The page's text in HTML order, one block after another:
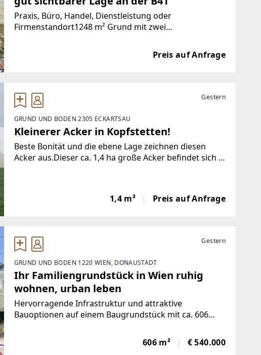
Praxis, Büro, Handel, Dienstleistung oder
Firmenstandort1248 m² Grund mit zwei
Gmünd Diese gepflegte und sofort nutzbare
Gewerbeimmobilie befindet sich am Ortsanfang von
Preis auf Anfrage
Gestern
GRUND UND BODEN 2305 ECKARTSAU
Kleinerer Acker in Kopfstetten!
Beste Bonität und die ebene Lage zeichnen diesen
Acker aus.Dieser ca. 1,4 ha große Acker befindet sich in
1,4 m² Preis auf Anfrage
Gestern
GRUND UND BODEN 1220 WIEN, DONAUSTADT
Ihr Familiengrundstück in Wien ruhig
wohnen, urban leben
Hervorragende Infrastruktur und attraktive
Bauoptionen auf einem Baugrundstück mit ca. 606
könnenSie möchten Ihr eigenes Zuhause in Wien
bauen, wünschen sich für Ihre Familie606 m² € 540.000